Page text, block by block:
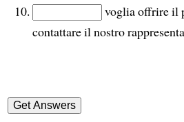
voglia offrire il
contattare il nostro